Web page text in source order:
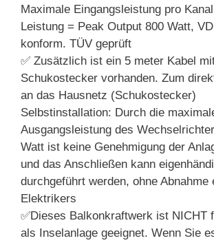
Maximale Eingangsleistung pro
Leistung = Peak Output 800 Watt,
konform. TÜV geprüft
✅ Zusätzlich ist ein 5 meter Kabel
Schukostecker vorhanden. Zum
an das Hausnetz (Schukostecker)
Selbstinstallation: Durch die
Ausgangsleistung des
Watt ist keine Genehmigung der
und das Anschließen kann
durchgeführt werden, ohne Abnahme
Elektrikers
✅Dieses Balkonkraftwerk ist NICHT
als Inselanlage geeignet. Wenn Sie